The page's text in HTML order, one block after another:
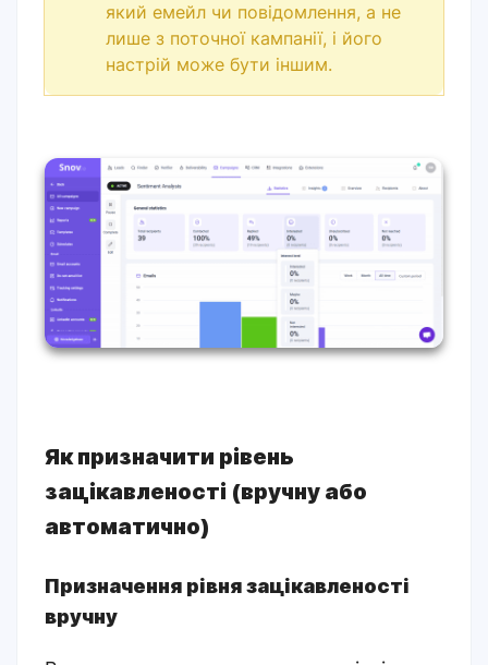
який емейл чи повідомлення, а не
лише з поточної кампанії, і його
настрій може бути іншим.
Як призначити рівень
зацікавленості (вручну або
автоматично)
Призначення рівня зацікавленості
вручну